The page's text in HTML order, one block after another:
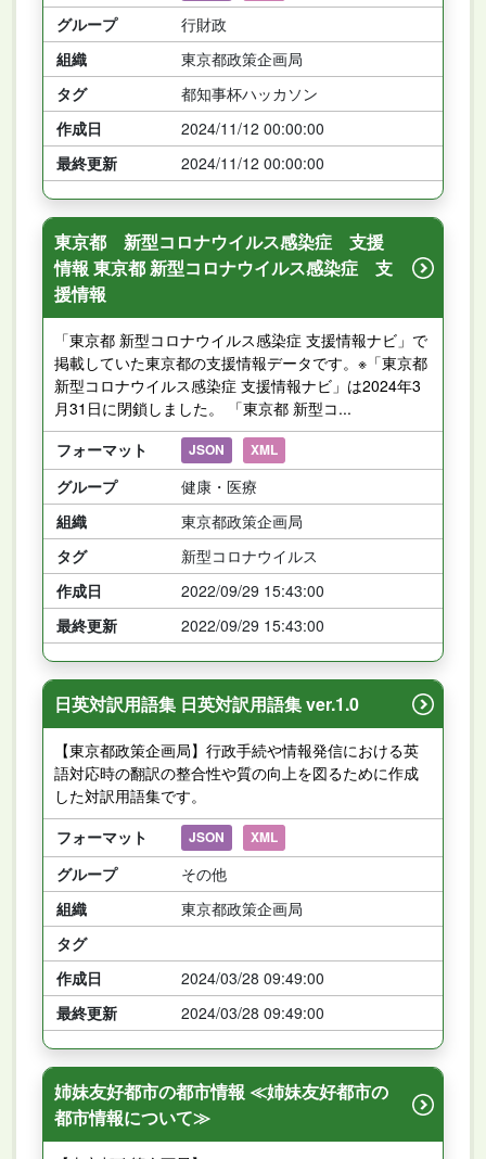
グループ
行財政
組織
東京都政策企画局
タグ
都知事杯ハッカソン
作成日
2024/11/12 00:00:00
最終更新
2024/11/12 00:00:00
東京都 新型コロナウイルス感染症 支援
情報 東京都 新型コロナウイルス感染症 支
援情報
「東京都 新型コロナウイルス感染症 支援情報ナビ」で
掲載していた東京都の支援情報データです。※「東京都
新型コロナウイルス感染症 支援情報ナビ」は2024年3
月31日に閉鎖しました。 「東京都 新型コ...
フォーマット
JSON XML
グループ
健康・医療
組織
東京都政策企画局
タグ
新型コロナウイルス
作成日
2022/09/29 15:43:00
最終更新
2022/09/29 15:43:00
日英対訳用語集 日英対訳用語集 ver.1.0
【東京都政策企画局】行政手続や情報発信における英
語対応時の翻訳の整合性や質の向上を図るために作成
した対訳用語集です。
フォーマット
JSON XML
グループ
その他
組織
東京都政策企画局
タグ
作成日
2024/03/28 09:49:00
最終更新
2024/03/28 09:49:00
姉妹友好都市の都市情報 ≪姉妹友好都市の
都市情報について≫